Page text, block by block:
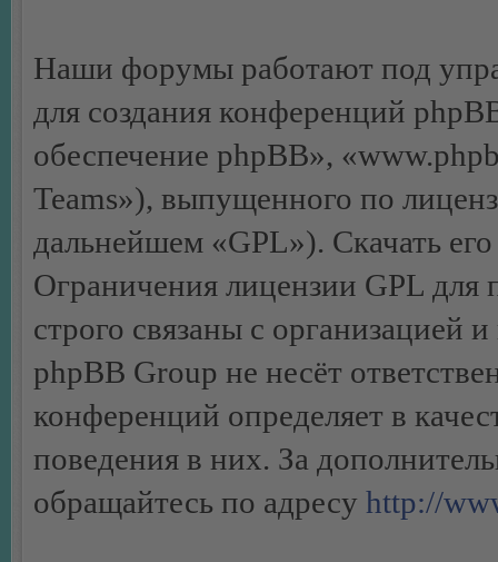
Наши форумы работают под
для создания конференций
обеспечение phpBB»,
Teams»), выпущенного по
дальнейшем «GPL»). Скачать
Ограничения лицензии GPL для
строго связаны с организацией
phpBB Group не несёт
конференций определяет в
поведения в них. За
обращайтесь по адресу http://